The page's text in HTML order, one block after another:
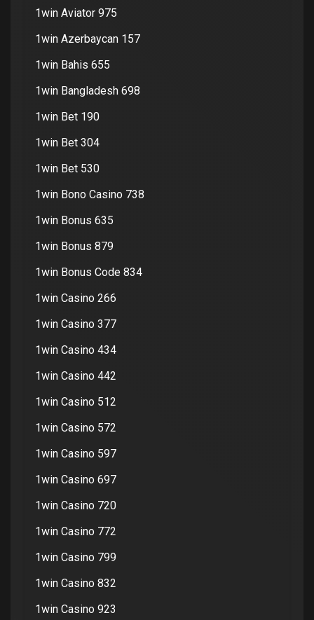
1win Aviator 975
1win Azerbaycan 157
1win Bahis 655
1win Bangladesh 698
1win Bet 190
1win Bet 304
1win Bet 530
1win Bono Casino 738
1win Bonus 635
1win Bonus 879
1win Bonus Code 834
1win Casino 266
1win Casino 377
1win Casino 434
1win Casino 442
1win Casino 512
1win Casino 572
1win Casino 597
1win Casino 697
1win Casino 720
1win Casino 772
1win Casino 799
1win Casino 832
1win Casino 923